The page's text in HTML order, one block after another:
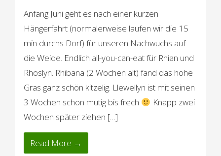
Anfang Juni geht es nach einer kurzen
Hängerfahrt (normalerweise laufen wir die 15
min durchs Dorf) für unseren Nachwuchs auf
die Weide. Endlich all-you-can-eat für Rhian und
Rhoslyn. Rhibana (2 Wochen alt) fand das hohe
Gras ganz schön kitzelig. Llewellyn ist mit seinen
3 Wochen schon mutig bis frech
Knapp zwei
Wochen später ziehen […]
Read More →